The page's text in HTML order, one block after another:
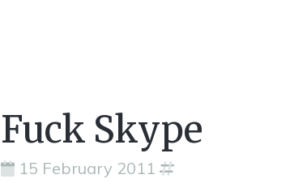
Fuck Skype
15 February 2011